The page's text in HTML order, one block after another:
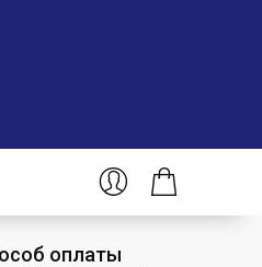
оплаты